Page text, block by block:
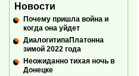
Новости
Почему пришла война и
когда она уйдет
ДиалогитипаПлатонна
зимой 2022 года
Неожиданно тихая ночь в
Донецке